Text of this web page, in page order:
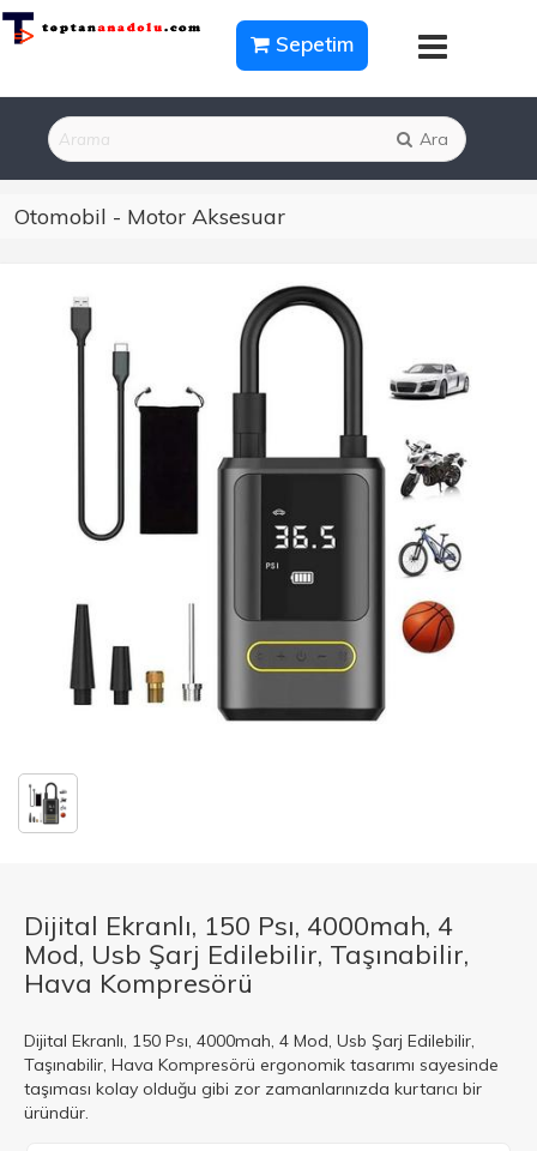
Sepetim
Ara
Otomobil - Motor Aksesuar
Dijital Ekranlı, 150 Psı, 4000mah, 4
Mod, Usb Şarj Edilebilir, Taşınabilir,
Hava Kompresörü
Dijital Ekranlı, 150 Psı, 4000mah, 4 Mod, Usb Şarj Edilebilir,
Taşınabilir, Hava Kompresörü ergonomik tasarımı sayesinde
taşıması kolay olduğu gibi zor zamanlarınızda kurtarıcı bir
üründür.